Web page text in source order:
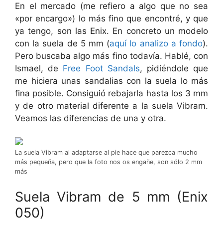
En el mercado (me refiero a algo que no sea
«por encargo») lo más fino que encontré, y que
ya tengo, son las Enix. En concreto un modelo
con la suela de 5 mm (aquí lo analizo a fondo).
Pero buscaba algo más fino todavía. Hablé, con
Ismael, de Free Foot Sandals, pidiéndole que
me hiciera unas sandalias con la suela lo más
fina posible. Consiguió rebajarla hasta los 3 mm
y de otro material diferente a la suela Vibram.
Veamos las diferencias de una y otra.
La suela Vibram al adaptarse al pie hace que parezca mucho
más pequeña, pero que la foto nos os engañe, son sólo 2 mm
más
Suela Vibram de 5 mm (Enix
050)